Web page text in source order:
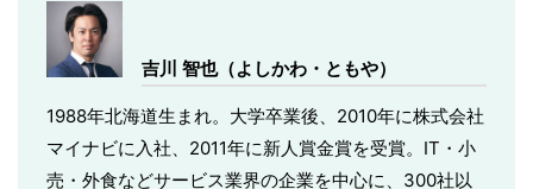
吉川 智也（よしかわ・ともや）
1988年北海道生まれ。大学卒業後、2010年に株式会社
マイナビに入社、2011年に新人賞金賞を受賞。IT・小
売・外食などサービス業界の企業を中心に、300社以